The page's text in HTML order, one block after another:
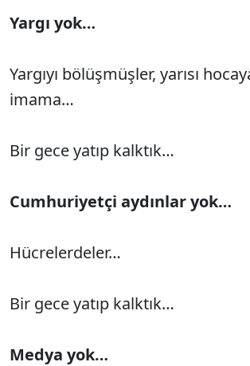
Yargı yok…
Yargıyı bölüşmüşler, yarısı
imama…
Bir gece yatıp kalktık…
Cumhuriyetçi aydınlar yok…
Hücrelerdeler…
Bir gece yatıp kalktık…
Medya yok…